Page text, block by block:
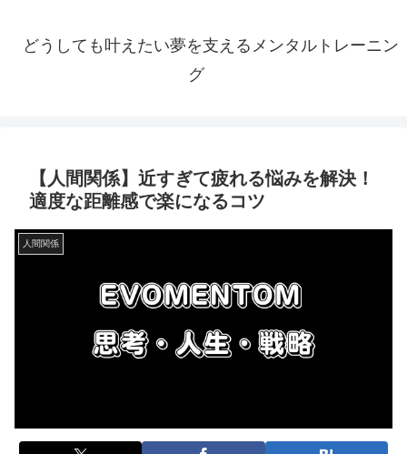
どうしても叶えたい夢を支えるメンタルトレーニン
グ
【人間関係】近すぎて疲れる悩みを解決！
適度な距離感で楽になるコツ
人間関係